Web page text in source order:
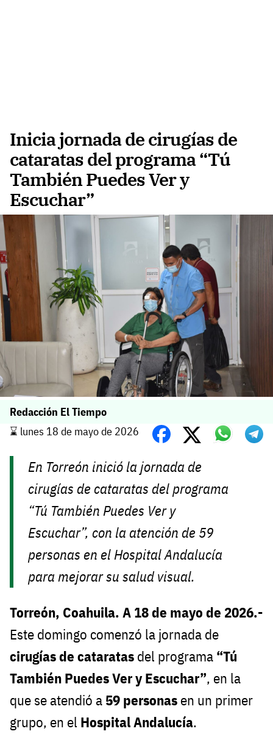
Inicia jornada de cirugías de
cataratas del programa “Tú
También Puedes Ver y
Escuchar”
Redacción El Tiempo
⌛️ lunes 18 de mayo de 2026
En Torreón inició la jornada de
cirugías de cataratas del programa
“Tú También Puedes Ver y
Escuchar”, con la atención de 59
personas en el Hospital Andalucía
para mejorar su salud visual.
Torreón, Coahuila. A 18 de mayo de 2026.-
Este domingo comenzó la jornada de
cirugías de cataratas del programa “Tú
También Puedes Ver y Escuchar”, en la
que se atendió a 59 personas en un primer
grupo, en el Hospital Andalucía.